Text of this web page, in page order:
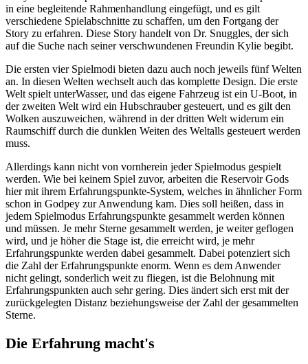
in eine begleitende Rahmenhandlung eingefügt, und es gilt
verschiedene Spielabschnitte zu schaffen, um den Fortgang der
Story zu erfahren. Diese Story handelt von Dr. Snuggles, der sich
auf die Suche nach seiner verschwundenen Freundin Kylie begibt.
Die ersten vier Spielmodi bieten dazu auch noch jeweils fünf Welten
an. In diesen Welten wechselt auch das komplette Design. Die erste
Welt spielt unterWasser, und das eigene Fahrzeug ist ein U-Boot, in
der zweiten Welt wird ein Hubschrauber gesteuert, und es gilt den
Wolken auszuweichen, während in der dritten Welt widerum ein
Raumschiff durch die dunklen Weiten des Weltalls gesteuert werden
muss.
Allerdings kann nicht von vornherein jeder Spielmodus gespielt
werden. Wie bei keinem Spiel zuvor, arbeiten die Reservoir Gods
hier mit ihrem Erfahrungspunkte-System, welches in ähnlicher Form
schon in Godpey zur Anwendung kam. Dies soll heißen, dass in
jedem Spielmodus Erfahrungspunkte gesammelt werden können
und müssen. Je mehr Sterne gesammelt werden, je weiter geflogen
wird, und je höher die Stage ist, die erreicht wird, je mehr
Erfahrungspunkte werden dabei gesammelt. Dabei potenziert sich
die Zahl der Erfahrungspunkte enorm. Wenn es dem Anwender
nicht gelingt, sonderlich weit zu fliegen, ist die Belohnung mit
Erfahrungspunkten auch sehr gering. Dies ändert sich erst mit der
zurückgelegten Distanz beziehungsweise der Zahl der gesammelten
Sterne.
Die Erfahrung macht's